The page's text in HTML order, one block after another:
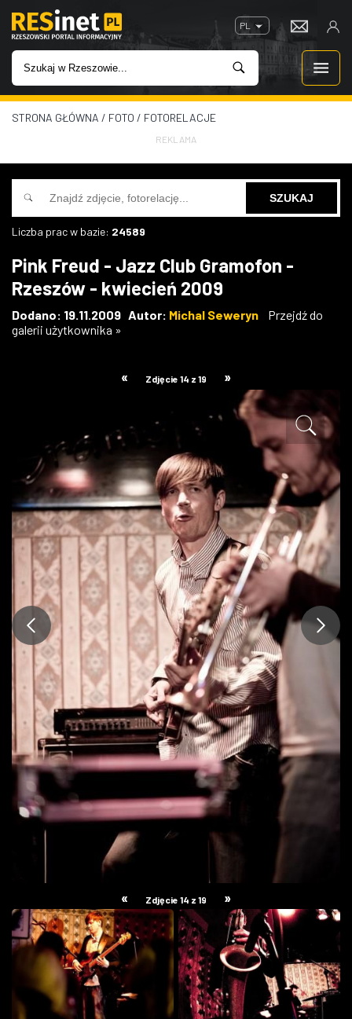
PL
WIADOMOŚCI
INWESTYCJE
IMPREZY
W KINACH
GASTRONOMIA
STRONA GŁÓWNA / FOTO / FOTORELACJE
REKLAMA
Liczba prac w bazie: 24589
Pink Freud - Jazz Club Gramofon -
Rzeszów - kwiecień 2009
Dodano: 19.11.2009 Autor: Michal Seweryn
Przejdź do
galerii użytkownika »
« Zdjęcie 14 z 19 »
« Zdjęcie 14 z 19 »